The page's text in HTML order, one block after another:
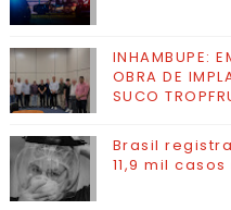
INHAMBUPE:
OBRA DE
SUCO
Brasil
11,9 mil